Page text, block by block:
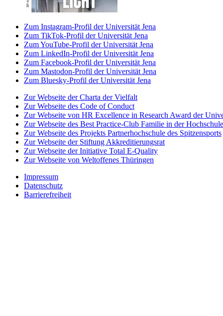
Zum Instagram-Profil der Universität Jena
Zum TikTok-Profil der Universität Jena
Zum YouTube-Profil der Universität Jena
Zum LinkedIn-Profil der Universität Jena
Zum Facebook-Profil der Universität Jena
Zum Mastodon-Profil der Universität Jena
Zum Bluesky-Profil der Universität Jena
Zur Webseite der Charta der Vielfalt
Zur Webseite des Code of Conduct
Zur Webseite von HR Excellence in Research Award der
Zur Webseite des Best Practice-Club Familie in der Hochschule
Zur Webseite des Projekts Partnerhochschule des Spitzensports
Zur Webseite der Stiftung Akkreditierungsrat
Zur Webseite der Initiative Total E-Quality
Zur Webseite von Weltoffenes Thüringen
Impressum
Datenschutz
Barrierefreiheit